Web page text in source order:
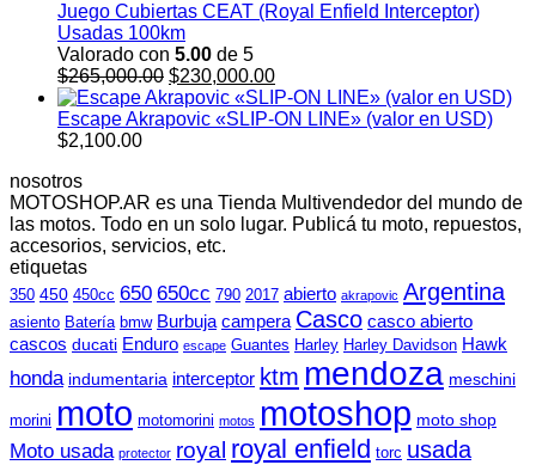
Juego Cubiertas CEAT (Royal Enfield Interceptor)
Usadas 100km
Valorado con 5.00 de 5
$265,000.00 El
precio
original
$230,000.00El
precio
actual
Escape Akrapovic «SLIP-ON LINE» (valor en USD)
$2,100.00
nosotros
MOTOSHOP.AR es una Tienda Multivendedor del mundo de
las motos. Todo en un solo lugar. Publicá tu moto, repuestos,
accesorios, servicios, etc.
etiquetas
350 450 450cc 650 650cc 790 2017 abierto akrapovic Argentina
asiento Batería bmw Burbuja campera Casco casco abierto
cascos ducati Enduro escape Guantes Harley Harley Davidson Hawk
honda indumentaria interceptor ktm mendoza meschini
morini moto motomorini motos motoshop moto shop
Moto usada protector royal royal enfield torc usada